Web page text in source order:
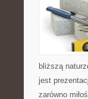
bliższą
jest
zarówno